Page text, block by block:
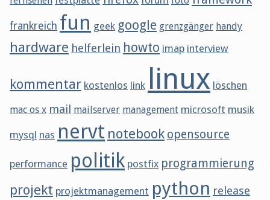
frankreich fun geek google grenzgänger handy
hardware helferlein howto imap interview
kommentar kostenlos link linux löschen
mac os x mail mailserver management microsoft musik
mysql nas nervt notebook opensource
performance politik postfix programmierung
projekt projektmanagement python release